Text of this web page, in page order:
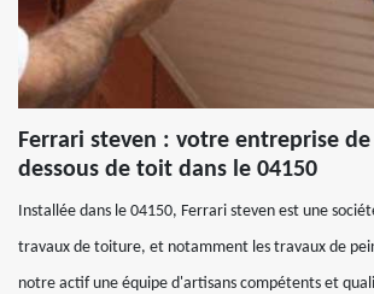
Ferrari steven : votre entreprise
dessous de toit dans le 04150
Installée dans le 04150, Ferrari steven est une
travaux de toiture, et notamment les travaux de
notre actif une équipe d'artisans compétents et